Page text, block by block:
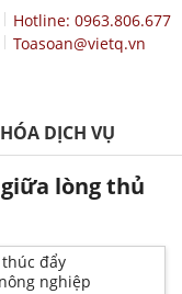
Hotline: 0963.806.677
Toasoan@vietq.vn
DỊCH VỤ
lòng thủ
thúc đẩy
nghiệp